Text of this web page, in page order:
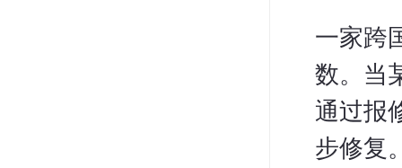
一家跨
数。当
通过报
步修复